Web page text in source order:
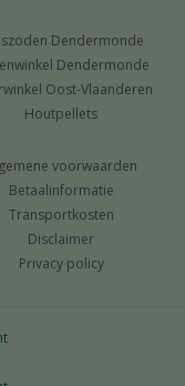
Dendermonde
Dendermonde
Oost-Vlaanderen
Houtpellets
voorwaarden
Betaalinformatie
Transportkosten
Disclaimer
Privacy policy